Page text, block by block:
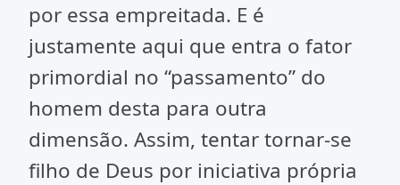
por essa empreitada. E é
justamente aqui que entra o fator
primordial no “passamento” do
homem desta para outra
dimensão. Assim, tentar tornar-se
filho de Deus por iniciativa própria